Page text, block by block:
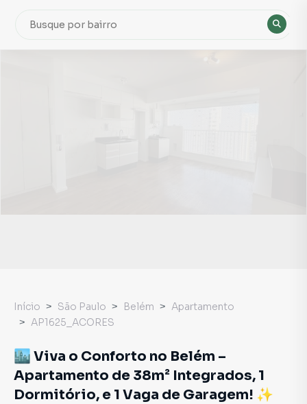
Início São Paulo Belém
Apartamento
AP1625_ACORES
🏙️ Viva o Conforto no Belém –
Apartamento de 38m² Integrados, 1
Dormitório, e 1 Vaga de Garagem! ✨